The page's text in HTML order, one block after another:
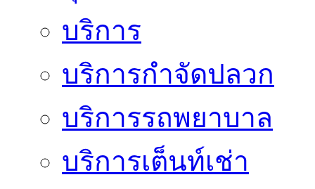
บริการ
บริการกำจัดปลวก
บริการรถพยาบาล
บริการเต็นท์เช่า